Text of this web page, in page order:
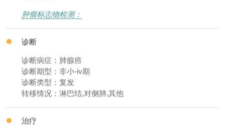
肿瘤标志物检测：
诊断
诊断病症：肺腺癌
诊断期型：非小-iv期
诊断类型：复发
转移情况：淋巴结,对侧肺,其他
治疗